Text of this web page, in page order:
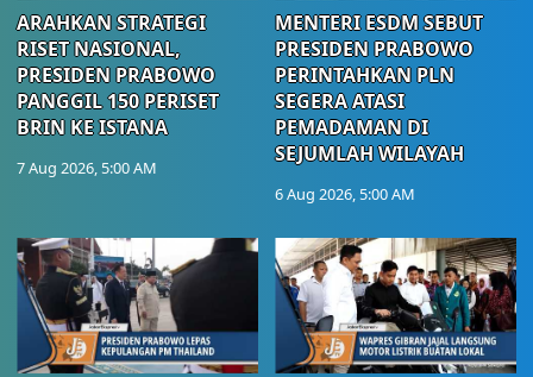
ARAHKAN STRATEGI
RISET NASIONAL,
PRESIDEN PRABOWO
PANGGIL 150 PERISET
BRIN KE ISTANA
7 Aug 2026, 5:00 AM
MENTERI ESDM SEBUT
PRESIDEN PRABOWO
PERINTAHKAN PLN
SEGERA ATASI
PEMADAMAN DI
SEJUMLAH WILAYAH
6 Aug 2026, 5:00 AM